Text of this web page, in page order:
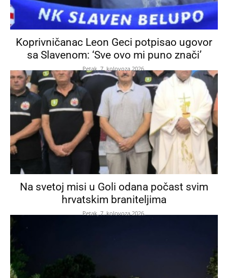
Koprivničanac Leon Geci potpisao ugovor
sa Slavenom: ‘Sve ovo mi puno znači’
Petak, 7. kolovoza 2026.
Na svetoj misi u Goli odana počast svim
hrvatskim braniteljima
Petak, 7. kolovoza 2026.